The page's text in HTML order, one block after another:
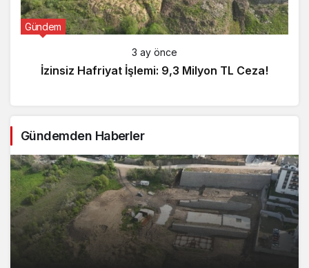
Gündem
3 ay önce
İzinsiz Hafriyat İşlemi: 9,3 Milyon TL Ceza!
Gündemden Haberler